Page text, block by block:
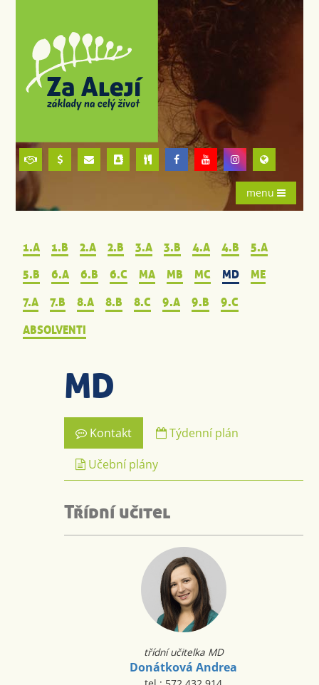
menu
MD
Kontakt
Týdenní plán
Učební plány
Třídní učitel
třídní učitelka MD
Donátková Andrea
1.A 1.B 2.A 2.B 3.A 3.B 4.A 4.B
5.A
5.B
6.A 6.B 6.C MA MB MC MD
ME
7.A
7.B 8.A 8.B 8.C 9.A 9.B
9.C
ABSOLVENTI